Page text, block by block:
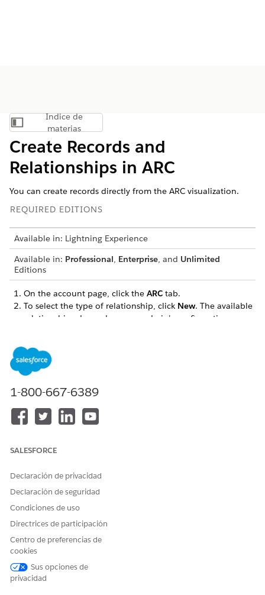
Mostrar índice de materias
Índice de
materias
Create Records and
Relationships in ARC
You can create records directly from the ARC visualization.
REQUIRED EDITIONS
Available in: Lightning Experience
Available in: Professional, Enterprise, and Unlimited
Editions
On the account page, click the ARC tab.
To select the type of relationship, click New. The available
relationships depend on your admin’s configuration
To add a record, select either
Contact. To add an existing record, search for the account
or contact name by entering it into the respective field.
Select a record type.
1-800-667-6389
SALESFORCE
Declaración de privacidad
Declaración de seguridad
Condiciones de uso
Directrices de participación
Centro de preferencias de
cookies
Sus opciones de
privacidad